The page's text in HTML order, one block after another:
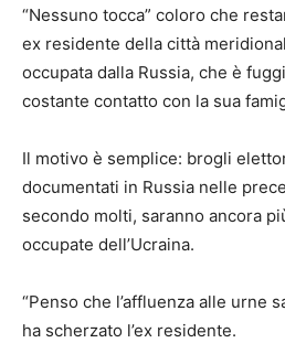
“Nessuno tocca” coloro che
ex residente della città
occupata dalla Russia, che è
costante contatto con la sua
Il motivo è semplice: brogli
documentati in Russia nelle
secondo molti, saranno ancora
occupate dell’Ucraina.
“Penso che l’affluenza alle urne
ha scherzato l’ex residente.